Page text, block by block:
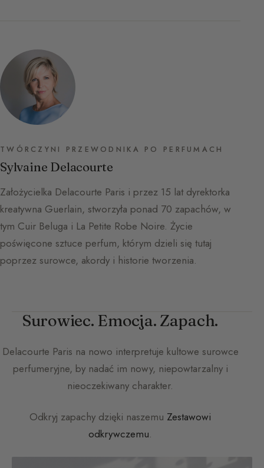
TWÓRCZYNI PRZEWODNIKA PO PERFUMACH
Sylvaine Delacourte
Założycielka Delacourte Paris i przez 15 lat dyrektorka
kreatywna Guerlain, stworzyła ponad 70 zapachów, w
tym Cuir Beluga i La Petite Robe Noire. Życie
poświęcone sztuce perfum, którym dzieli się tutaj
poprzez surowce, akordy i historie tworzenia.
Surowiec. Emocja. Zapach.
Delacourte Paris na nowo interpretuje kultowe surowce
perfumeryjne, by nadać im nowy, niepowtarzalny i
nieoczekiwany charakter.
Odkryj zapachy dzięki naszemu Zestawowi
odkrywczemu.